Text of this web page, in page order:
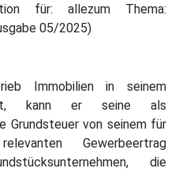
für: allezum Thema:
05/2025)
Immobilien in seinem
kann er seine als
Grundsteuer von seinem für
Gewerbeertrag
die